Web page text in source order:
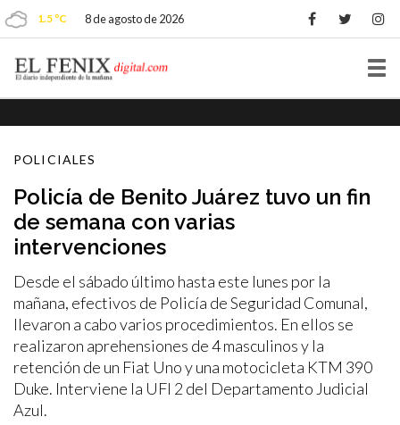
1.5 ºC 8 de agosto de 2026
POLICIALES
Policía de Benito Juárez tuvo un fin
de semana con varias
intervenciones
Desde el sábado último hasta este lunes por la
mañana, efectivos de Policía de Seguridad Comunal,
llevaron a cabo varios procedimientos. En ellos se
realizaron aprehensiones de 4 masculinos y la
retención de un Fiat Uno y una motocicleta KTM 390
Duke. Interviene la UFI 2 del Departamento Judicial
Azul.